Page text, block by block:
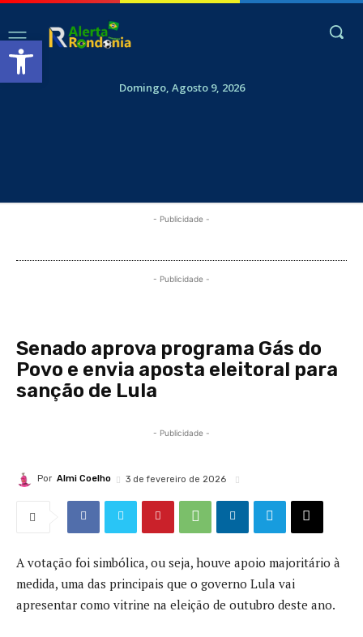
Abrir a barra de ferramentas
Domingo, Agosto 9, 2026
- Publicidade -
- Publicidade -
Senado aprova programa Gás do
Povo e envia aposta eleitoral para
sanção de Lula
- Publicidade -
Por Almi Coelho 3 de fevereiro de 2026
A votação foi simbólica, ou seja, houve apoio majoritário à
medida, uma das principais que o governo Lula vai
apresentar como vitrine na eleição de outubro deste ano.